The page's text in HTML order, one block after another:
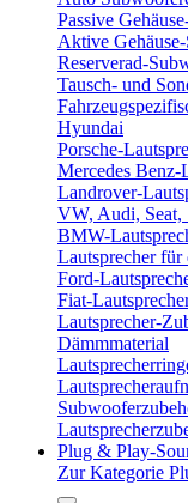
Passive
Aktive
Reserverad-
Tausch- und
Hyundai
Porsche-
Mercedes Benz-
Landrover-
VW, Audi, Seat,
BMW-
Lautsprecher für
Ford-
Fiat-
Lautsprecher-
Dämmmaterial
Plug & Play-
Zur Kategorie